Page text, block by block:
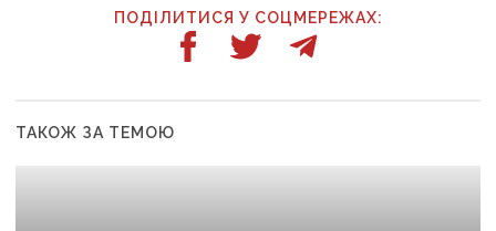
ПОДІЛИТИСЯ У СОЦМЕРЕЖАХ:
ТАКОЖ ЗА ТЕМОЮ